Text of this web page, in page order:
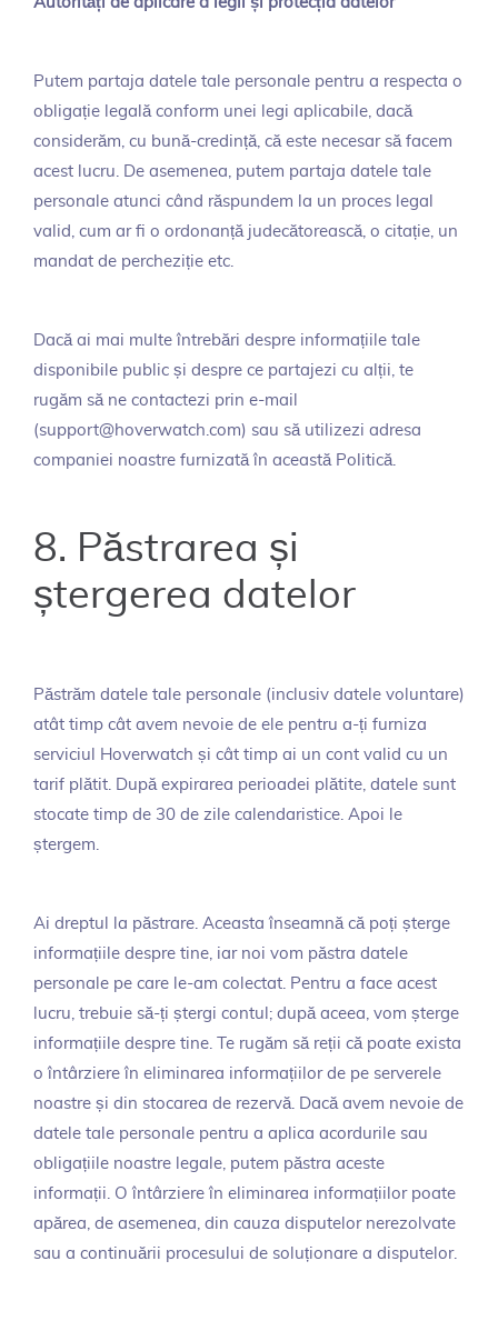
Putem partaja datele tale personale pentru a respecta o
obligație legală conform unei legi aplicabile, dacă
considerăm, cu bună-credință, că este necesar să facem
acest lucru. De asemenea, putem partaja datele tale
personale atunci când răspundem la un proces legal
valid, cum ar fi o ordonanță judecătorească, o citație, un
mandat de percheziție etc.
Dacă ai mai multe întrebări despre informațiile tale
disponibile public și despre ce partajezi cu alții, te
rugăm să ne contactezi prin e-mail
(support@hoverwatch.com) sau să utilizezi adresa
companiei noastre furnizată în această Politică.
8. Păstrarea și
ștergerea datelor
Păstrăm datele tale personale (inclusiv datele voluntare)
atât timp cât avem nevoie de ele pentru a-ți furniza
serviciul Hoverwatch și cât timp ai un cont valid cu un
tarif plătit. După expirarea perioadei plătite, datele sunt
stocate timp de 30 de zile calendaristice. Apoi le
ștergem.
Ai dreptul la păstrare. Aceasta înseamnă că poți șterge
informațiile despre tine, iar noi vom păstra datele
personale pe care le-am colectat. Pentru a face acest
lucru, trebuie să-ți ștergi contul; după aceea, vom șterge
informațiile despre tine. Te rugăm să reții că poate exista
o întârziere în eliminarea informațiilor de pe serverele
noastre și din stocarea de rezervă. Dacă avem nevoie de
datele tale personale pentru a aplica acordurile sau
obligațiile noastre legale, putem păstra aceste
informații. O întârziere în eliminarea informațiilor poate
apărea, de asemenea, din cauza disputelor nerezolvate
sau a continuării procesului de soluționare a disputelor.